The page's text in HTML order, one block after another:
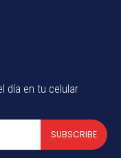
día en tu celular
SUBSCRIBE